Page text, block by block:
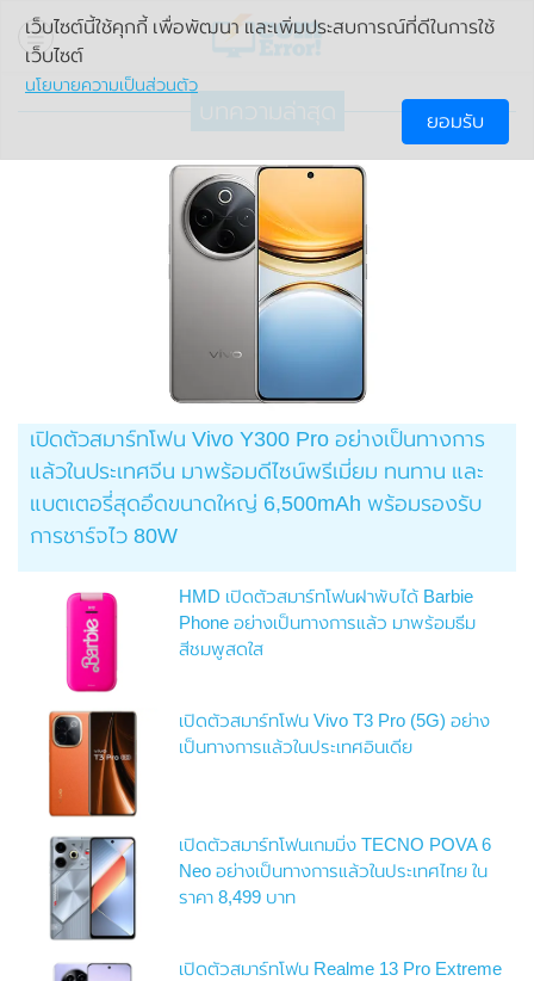
เปิดตัวสมาร์ทโฟน Vivo Y300 Pro อย่างเป็นทางการ
แล้วในประเทศจีน มาพร้อมดีไซน์พรีเมี่ยม ทนทาน และ
แบตเตอรี่สุดอึดขนาดใหญ่ 6,500mAh พร้อมรองรับ
การชาร์จไว 80W
HMD เปิดตัวสมาร์ทโฟนฝาพับได้ Barbie
Phone อย่างเป็นทางการแล้ว มาพร้อมธีม
สีชมพูสดใส
เปิดตัวสมาร์ทโฟน Vivo T3 Pro (5G) อย่าง
เป็นทางการแล้วในประเทศอินเดีย
เปิดตัวสมาร์ทโฟนเกมมิ่ง TECNO POVA 6
Neo อย่างเป็นทางการแล้วในประเทศไทย ใน
ราคา 8,499 บาท
เปิดตัวสมาร์ทโฟน Realme 13 Pro Extreme
เว็บไซต์นี้ใช้คุกกี้ เพื่อพัฒนา และเพิ่มประสบการณ์ที่ดีในการใช้
เว็บไซต์
นโยบายความเป็นส่วนตัว
ยอมรับ